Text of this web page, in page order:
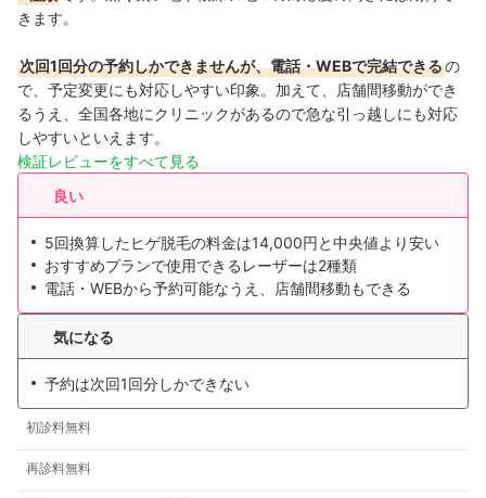
きます。
次回1回分の予約しかできませんが、電話・WEBで完結できるの
で、予定変更にも対応しやすい印象。加えて、店舗間移動ができ
るうえ、全国各地にクリニックがあるので急な引っ越しにも対応
しやすいといえます。
検証レビューをすべて見る
良い
5回換算したヒゲ脱毛の料金は14,000円と中央値より安い
おすすめプランで使用できるレーザーは2種類
電話・WEBから予約可能なうえ、店舗間移動もできる
気になる
予約は次回1回分しかできない
初診料無料
再診料無料